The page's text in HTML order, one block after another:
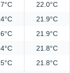
22.0°C
21.9°C
21.9°C
21.8°C
21.8°C